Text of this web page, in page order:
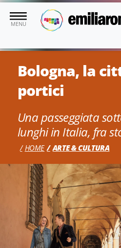
Vai al contenuto principale
MENU
Bologna, la
portici
Una passeggiata
lunghi in Italia, fra
HOME ARTE & CULTURA